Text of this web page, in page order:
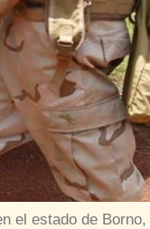
el estado de